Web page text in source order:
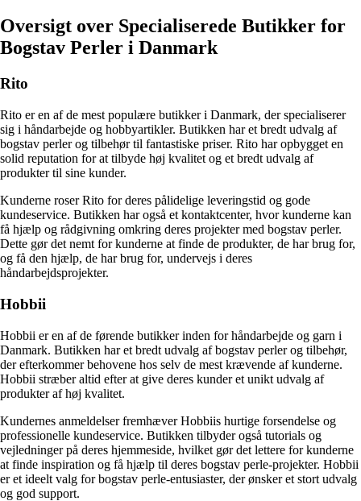
Oversigt over Specialiserede Butikker for
Bogstav Perler i Danmark
Rito
Rito er en af de mest populære butikker i Danmark, der specialiserer
sig i håndarbejde og hobbyartikler. Butikken har et bredt udvalg af
bogstav perler og tilbehør til fantastiske priser. Rito har opbygget en
solid reputation for at tilbyde høj kvalitet og et bredt udvalg af
produkter til sine kunder.
Kunderne roser Rito for deres pålidelige leveringstid og gode
kundeservice. Butikken har også et kontaktcenter, hvor kunderne kan
få hjælp og rådgivning omkring deres projekter med bogstav perler.
Dette gør det nemt for kunderne at finde de produkter, de har brug for,
og få den hjælp, de har brug for, undervejs i deres
håndarbejdsprojekter.
Hobbii
Hobbii er en af de førende butikker inden for håndarbejde og garn i
Danmark. Butikken har et bredt udvalg af bogstav perler og tilbehør,
der efterkommer behovene hos selv de mest krævende af kunderne.
Hobbii stræber altid efter at give deres kunder et unikt udvalg af
produkter af høj kvalitet.
Kundernes anmeldelser fremhæver Hobbiis hurtige forsendelse og
professionelle kundeservice. Butikken tilbyder også tutorials og
vejledninger på deres hjemmeside, hvilket gør det lettere for kunderne
at finde inspiration og få hjælp til deres bogstav perle-projekter. Hobbii
er et ideelt valg for bogstav perle-entusiaster, der ønsker et stort udvalg
og god support.